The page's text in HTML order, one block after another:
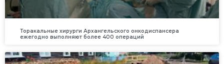
Торакальные хирурги Архангельского онкодиспансера
ежегодно выполняют более 400 операций